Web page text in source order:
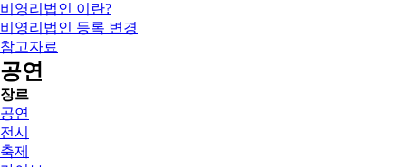
비영리법인 이란?
비영리법인 등록 변경
참고자료
공연
장르
공연
전시
축제